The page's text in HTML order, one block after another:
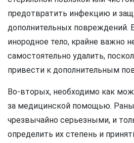
предотвратить инфекцию и
дополнительных повреждений.
инородное тело, крайне важно
самостоятельно удалить,
привести к дополнительным
Во-вторых, необходимо как
за медицинской помощью. Раны
чрезвычайно серьезными, и
определить их степень и